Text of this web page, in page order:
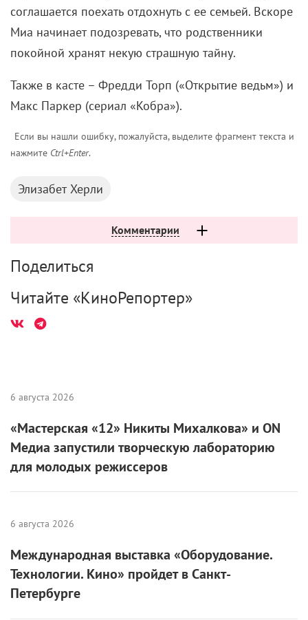
соглашается поехать отдохнуть с ее семьей. Вскоре
Миа начинает подозревать, что родственники
покойной хранят некую страшную тайну.
Также в касте – Фредди Торп («Открытие ведьм») и
Макс Паркер (сериал «Кобра»).
Если вы нашли ошибку, пожалуйста, выделите фрагмент текста и
нажмите Ctrl+Enter.
Элизабет Херли
Комментарии
Поделиться
Читайте «КиноРепортер»